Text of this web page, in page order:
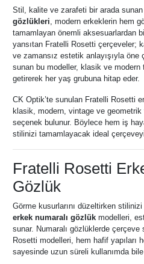
Stil, kalite ve zarafeti bir arada sunan
gözlükleri, modern erkeklerin hem
tamamlayan önemli aksesuarlardan
yansıtan Fratelli Rosetti çerçeveler;
ve zamansız estetik anlayışıyla öne
sunan bu modeller, klasik ve modern
getirerek her yaş grubuna hitap eder.
CK Optik’te sunulan Fratelli Rosetti
klasik, modern, vintage ve geometrik
seçenek bulunur. Böylece hem iş
stilinizi tamamlayacak ideal
Fratelli Rosetti
Gözlük
Görme kusurlarını düzeltirken
erkek numaralı gözlük modelleri,
sunar. Numaralı gözlüklerde
Rosetti modelleri, hem hafif yapıları
sayesinde uzun süreli kullanımda